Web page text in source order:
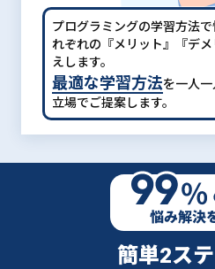
プログラミングの学習方法で
れぞれの『メリット』『デ
えします。
最適な学習方法を一人
立場でご提案します。
簡単2ステ